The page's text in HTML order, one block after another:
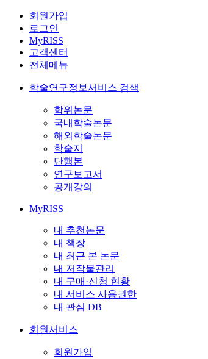
회원가입
로그인
MyRISS
고객센터
전체메뉴
학술연구정보서비스 검색
학위논문
국내학술논문
해외학술논문
학술지
단행본
연구보고서
공개강의
MyRISS
내 추천논문
내 책장
내 최근 본 논문
내 저작물관리
내 구매·신청 현황
내 서비스 사용권한
내 관심 DB
회원서비스
회원가입